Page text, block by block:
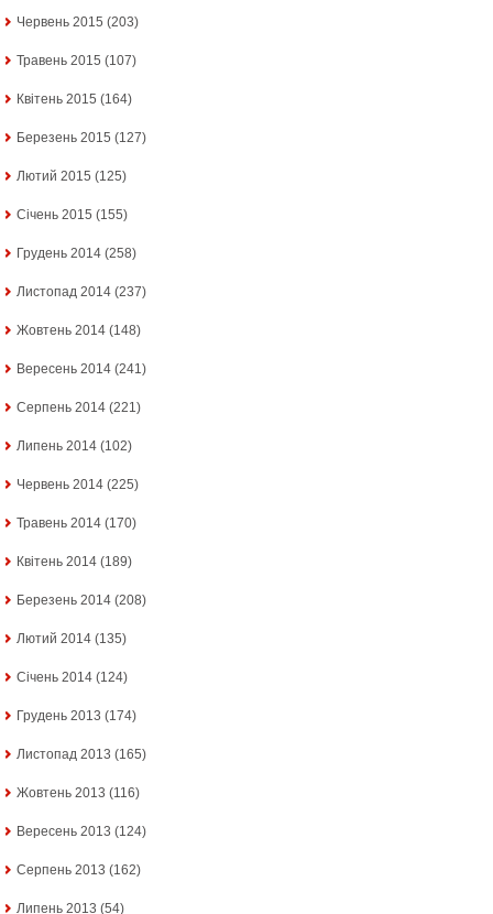
Червень 2015 (203)
Травень 2015 (107)
Квітень 2015 (164)
Березень 2015 (127)
Лютий 2015 (125)
Січень 2015 (155)
Грудень 2014 (258)
Листопад 2014 (237)
Жовтень 2014 (148)
Вересень 2014 (241)
Серпень 2014 (221)
Липень 2014 (102)
Червень 2014 (225)
Травень 2014 (170)
Квітень 2014 (189)
Березень 2014 (208)
Лютий 2014 (135)
Січень 2014 (124)
Грудень 2013 (174)
Листопад 2013 (165)
Жовтень 2013 (116)
Вересень 2013 (124)
Серпень 2013 (162)
Липень 2013 (54)